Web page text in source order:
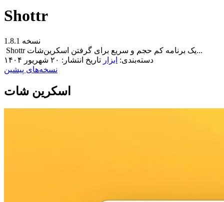
Shottr
نسخه 1.8.1
Shottr یک برنامه کم حجم و سریع برای گرفتن اسکرین‌شات...
دسته‌بندی: ابزار تاریخ انتشار: ۲۰ شهریور ۱۴۰۴
نسخه‌های پیشین
اسکرین شات